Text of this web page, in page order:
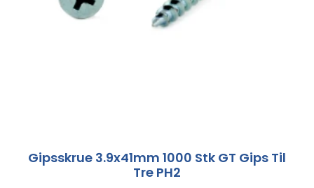
Gipsskrue 3.9x41mm 1000 Stk GT Gips Til
Tre PH2